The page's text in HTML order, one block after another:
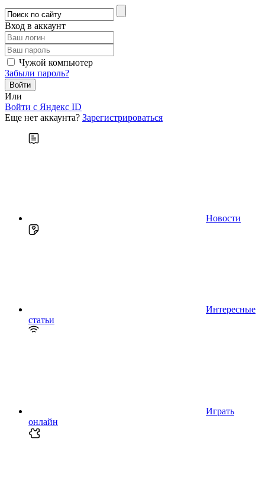
Вход в аккаунт
Чужой компьютер
Забыли пароль?
Или
Войти c Яндекс ID
Еще нет аккаунта? Зарегистрироваться
Новости
Интересные
статьи
Играть
онлайн